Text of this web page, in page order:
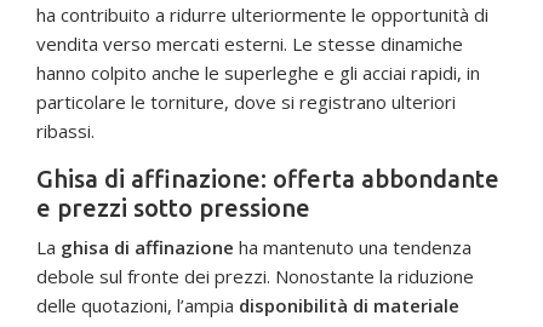
ha contribuito a ridurre ulteriormente le opportunità di
vendita verso mercati esterni. Le stesse dinamiche
hanno colpito anche le superleghe e gli acciai rapidi, in
particolare le torniture, dove si registrano ulteriori
ribassi.
Ghisa di affinazione: offerta abbondante
e prezzi sotto pressione
La ghisa di affinazione ha mantenuto una tendenza
debole sul fronte dei prezzi. Nonostante la riduzione
delle quotazioni, l’ampia disponibilità di materiale